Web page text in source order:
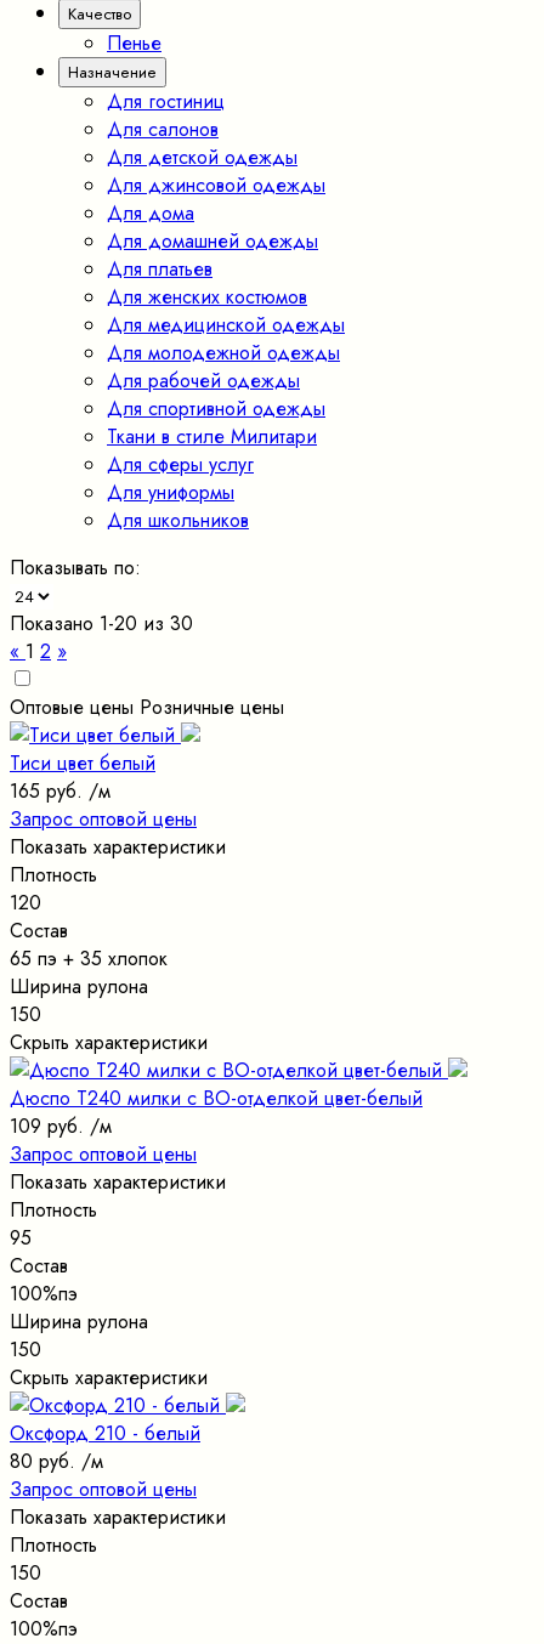
Качество
Пенье
Назначение
Для гостиниц
Для салонов
Для детской одежды
Для джинсовой одежды
Для дома
Для домашней одежды
Для платьев
Для женских костюмов
Для медицинской одежды
Для молодежной одежды
Для рабочей одежды
Для спортивной одежды
Ткани в стиле Милитари
Для сферы услуг
Для униформы
Для школьников
Показывать по:
Показано 1-20 из 30
« 1 2 »
Оптовые цены Розничные цены
Тиси цвет белый
165 руб. /м
Запрос оптовой цены
Показать характеристики
Плотность
120
Состав
65 пэ + 35 хлопок
Ширина рулона
150
Скрыть характеристики
Дюспо Т240 милки с ВО-отделкой цвет-белый
109 руб. /м
Запрос оптовой цены
Показать характеристики
Плотность
95
Состав
100%пэ
Ширина рулона
150
Скрыть характеристики
Оксфорд 210 - белый
80 руб. /м
Запрос оптовой цены
Показать характеристики
Плотность
150
Состав
100%пэ